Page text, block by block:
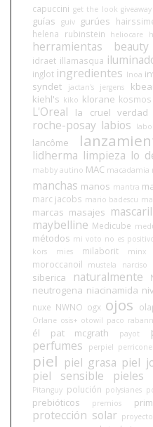
capuccini get the look giveaway
guías guiv gurúes
helena rubinstein heliocare
herramientas beauty
idraet illamasqua
inglot ingredientes Inoa
syndet
jactan's jergens
kiehl's kiko klorane kosmos
L'Oreal la cruel verdad
roche-posay labios
lancôme
lidherma limpieza lo
mabby autino MAC macadamia
manchas manos mantra
marc jacobs mario badescu
marcas masajes
maybelline Medicube
métodos mi voto no es
kors
mies milaborit minx
moroccanoil
mustela narciso
siberica
naturalmente
neutrogena niacinamida
nuxe NWNO ogx ojos
Orlane osis+ otowil paco
él
pat mcgrath payot
perfumes
perpiel perricone
piel piel grasa piel
piel sensible
pieles
Pitanguy polución polysianes
prebióticos premios
protección solar